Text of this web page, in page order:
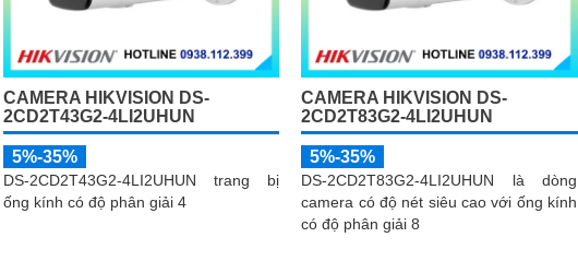
CAMERA HIKVISION DS-
2CD2T43G2-4LI2UHUN
5%-35%
DS-2CD2T43G2-4LI2UHUN trang bị
ống kính có độ phân giải 4
CAMERA HIKVISION DS-
2CD2T83G2-4LI2UHUN
5%-35%
DS-2CD2T83G2-4LI2UHUN là dòng
camera có độ nét siêu cao với ống kính
có độ phân giải 8